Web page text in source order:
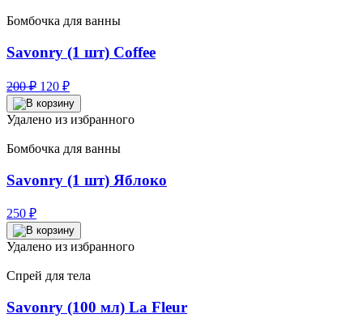
Бомбочка для ванны
Savonry (1 шт) Coffee
200₽ Первоначальная
цена
составляла
120 ₽Текущая
цена:
120 ₽.
Удалено из избранного
Бомбочка для ванны
Savonry (1 шт) Яблоко
250 ₽
Удалено из избранного
Спрей для тела
Savonry (100 мл) La Fleur